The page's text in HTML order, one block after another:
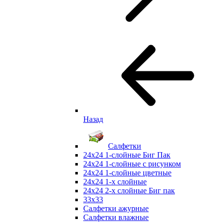
Назад
Салфетки
24х24 1-слойные Биг Пак
24х24 1-слойные с рисунком
24х24 1-слойные цветные
24х24 1-х слойные
24х24 2-х слойные Биг пак
33х33
Салфетки ажурные
Салфетки влажные